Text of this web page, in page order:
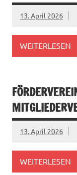
13. April 2026
WEITERLESEN
13. April 2026
WEITERLESEN